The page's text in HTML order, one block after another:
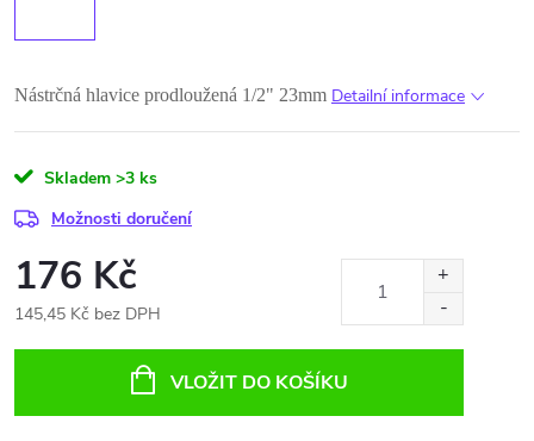
Nástrčná hlavice prodloužená 1/2" 23mm Detailní informace
Skladem >3 ks
Možnosti doručení
176 Kč
145,45 Kč bez DPH
VLOŽIT DO KOŠÍKU